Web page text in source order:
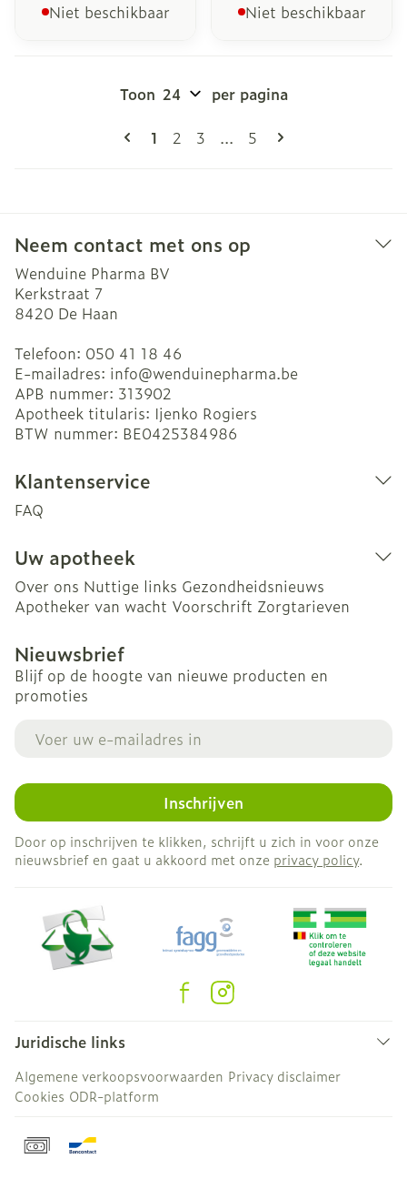
Niet beschikbaar Niet beschikbaar
Pagina's
U lees momenteel pagina
1 Pagina
2 Pagina
3 ... Pagina
5
Toon per pagina
Neem contact met ons op
Wenduine Pharma BV
Kerkstraat 7
8420 De Haan
Telefoon: 050 41 18 46
E-mailadres: info@wenduinepharma.be
APB nummer: 313902
Apotheek titularis: Ijenko Rogiers
BTW nummer: BE0425384986
Klantenservice
FAQ
Uw apotheek
Over ons Nuttige links Gezondheidsnieuws
Apotheker van wacht Voorschrift Zorgtarieven
Nieuwsbrief
Blijf op de hoogte van nieuwe producten en
promoties
Inschrijven
Door op inschrijven te klikken, schrijft u zich in voor onze
nieuwsbrief en gaat u akkoord met onze privacy policy.
Juridische links
Algemene verkoopsvoorwaarden Privacy disclaimer
Cookies ODR-platform